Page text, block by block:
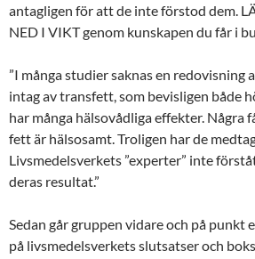
antagligen för att de inte förstod dem.
NED I VIKT genom kunskapen du får i
”I många studier saknas en redovisning
intag av transfett, som bevisligen både
har många hälsovådliga effekter. Några
fett är hälsosamt. Troligen har de
Livsmedelsverkets ”experter” inte
deras resultat.”
Sedan går gruppen vidare och på punkt
på livsmedelsverkets slutsatser och